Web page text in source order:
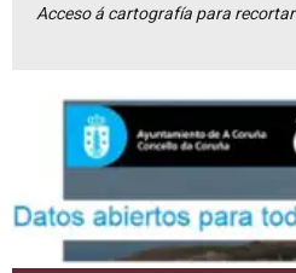
Acceso á cartografía para recortar